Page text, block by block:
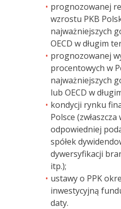
prognozowanej
wzrostu PKB
najważniejszych
OECD w długim
prognozowanej
procentowych w
najważniejszych
lub OECD w
kondycji rynku
Polsce
odpowiedniej
spółek
dywersyfikacji
itp.);
ustawy o PPK
inwestycyjną
daty.